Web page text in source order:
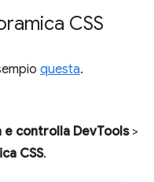
CSS
questa.
e controlla DevTools>
CSS.